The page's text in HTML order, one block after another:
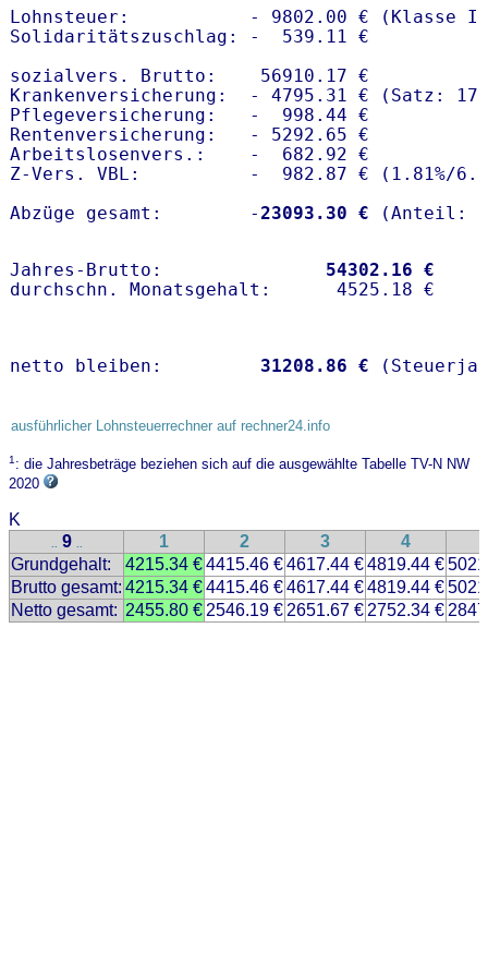
Lohnsteuer:           - 9802.00 € (Klasse I)
Solidaritätszuschlag: -  539.11 €
sozialvers. Brutto:    56910.17 €
Krankenversicherung:  - 4795.31 € (Satz:
Pflegeversicherung:   -  998.44 €
Rentenversicherung:   - 5292.65 €
Arbeitslosenvers.:    -  682.92 €
Z-Vers. VBL:          -  982.87 € ( 1.81%/
Abzüge gesamt:        -23093.30 €
Jahres-Brutto: 54302.16 €
netto bleiben: 31208.86 €
ausführlicher Lohnsteuerrechner auf rechner24.info
1: die Jahresbeträge beziehen sich auf die ausgewählte Tabelle TV-N NW
2020
K
.. 9 .. 1 2 3 4
Grundgehalt:
4215.34 €4415.46 €4617.44 €4819.44 €
Brutto gesamt: 4215.34 €4415.46 €4617.44 €4819.44 €
Netto gesamt: 2455.80 € 2546.19 € 2651.67 € 2752.34 €